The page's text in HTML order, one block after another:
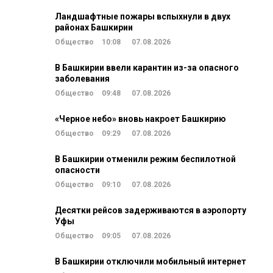
Ландшафтные пожары вспыхнули в двух
районах Башкирии
Общество 10:08 07.08.2026
В Башкирии ввели карантин из-за опасного
заболевания
Общество 09:48 07.08.2026
«Черное небо» вновь накроет Башкирию
Общество 09:29 07.08.2026
В Башкирии отменили режим беспилотной
опасности
Общество 09:10 07.08.2026
Десятки рейсов задерживаются в аэропорту
Уфы
Общество 09:05 07.08.2026
В Башкирии отключили мобильный интернет